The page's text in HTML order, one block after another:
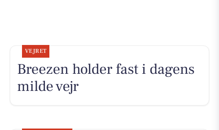
VEJRET
Breezen holder fast i dagens
milde vejr